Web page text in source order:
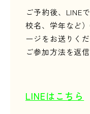
ご予約後、LINE
校名、学年など
ージをお送りくだ
ご参加方法を返
LINEはこちら